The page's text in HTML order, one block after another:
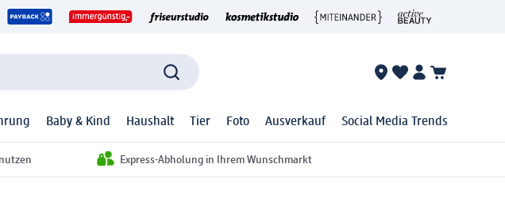
Baby & Kind Haushalt Tier Foto Ausverkauf Social Media Trends
Express-Abholung in Ihrem Wunschmarkt